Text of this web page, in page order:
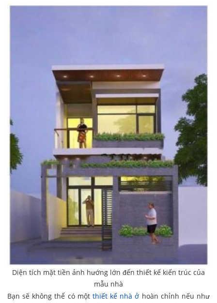
Diện tích mặt tiền ảnh hướng lớn đến thiết kế kiến trúc của
mẫu nhà
Bạn sẽ không thể có một thiết kế nhà ở hoàn chỉnh nếu như